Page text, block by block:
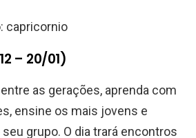
– 20/01)
as gerações, aprenda com
ensine os mais jovens e
grupo. O dia trará encontros